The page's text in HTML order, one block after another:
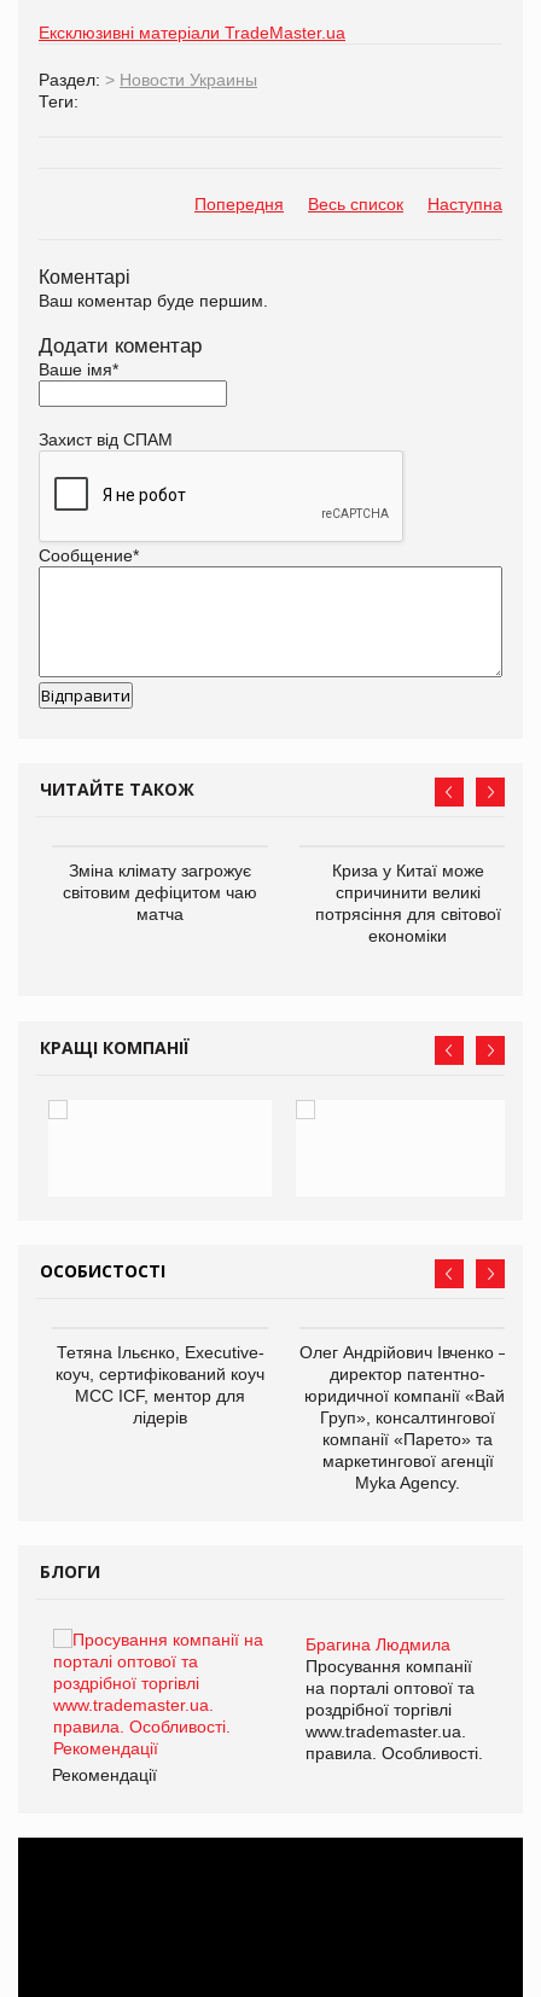
Ексклюзивні матеріали TradeMaster.ua
Раздел: > Новости Украины
Теги:
Попередня Весь список Наступна
Коментарі
Ваш коментар буде першим.
Додати коментар
Ваше імя*
Захист від СПАМ
Сообщение*
ЧИТАЙТЕ ТАКОЖ
Зміна клімату загрожує
світовим дефіцитом чаю
матча
Криза у Китаї може
спричинити великі
потрясіння для світової
економіки
КРАЩІ КОМПАНІЇ
ОСОБИСТОСТІ
Тетяна Ільєнко, Executive-
коуч, сертифікований коуч
МСС ICF, ментор для
лідерів
Олег Андрійович Івченко —
директор патентно-
юридичної компанії «Вайз
Груп», консалтингової
компанії «Парето» та
маркетингової агенції
Myka Agency.
БЛОГИ
Брагина Людмила
Просування компанії
на порталі оптової та
роздрібної торгівлі
www.trademaster.ua.
правила. Особливості.
Рекомендації